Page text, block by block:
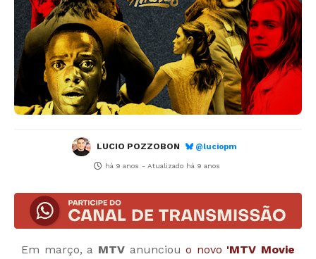
LUCIO POZZOBON @luciopm
há 9 anos - Atualizado há 9 anos
Em março, a MTVanunciouo novo 'MTV Movie